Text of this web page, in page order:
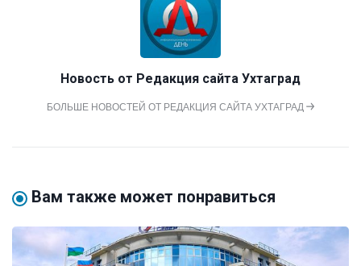
Новость от Редакция сайта Ухтаград
БОЛЬШЕ НОВОСТЕЙ ОТ РЕДАКЦИЯ САЙТА УХТАГРАД
Вам также может понравиться